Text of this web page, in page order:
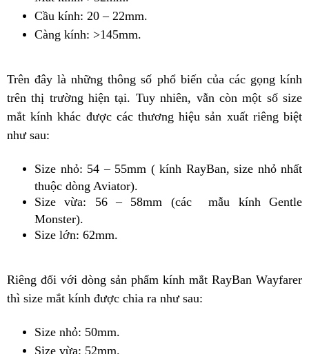
Cầu kính: 20 – 22mm.
Càng kính: >145mm.
Trên đây là những thông số phổ biến của các gọng kính
trên thị trường hiện tại. Tuy nhiên, vẫn còn một số size
mắt kính khác được các thương hiệu sản xuất riêng biệt
như sau:
Size nhỏ: 54 – 55mm ( kính RayBan, size nhỏ nhất
thuộc dòng Aviator).
Size vừa: 56 – 58mm (các mẫu kính Gentle
Monster).
Size lớn: 62mm.
Riêng đối với dòng sản phẩm kính mắt RayBan Wayfarer
thì size mắt kính được chia ra như sau:
Size nhỏ: 50mm.
Size vừa: 52mm.